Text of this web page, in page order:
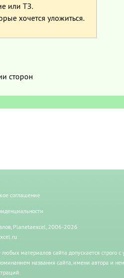
или ТЗ.
хочется уложиться.
сторон
соглашение
Planetaexcel, 2006-2026
любых материалов сайта допускается строго
названия сайта, имени автора и